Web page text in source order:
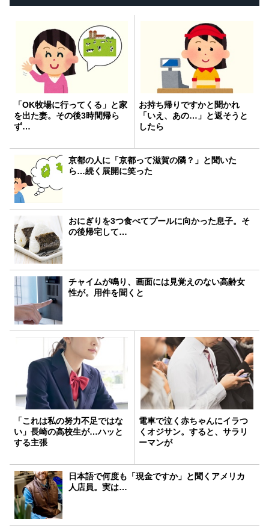
「OK牧場に行ってくる」と家
を出た妻。その後3時間帰ら
ず…
お持ち帰りですかと聞かれ
「いえ、あの…」と返そうと
したら
京都の人に「京都って滋賀の隣？」と聞いた
ら…続く展開に笑った
おにぎりを3つ食べてプールに向かった息子。そ
の後帰宅して…
チャイムが鳴り、画面には見覚えのない高齢女
性が。用件を聞くと
「これは私の努力不足ではな
い」長崎の高校生が…ハッと
する主張
電車で泣く赤ちゃんにイラつ
くオジサン。すると、サラリ
ーマンが
日本語で何度も「現金ですか」と聞くアメリカ
人店員。実は…